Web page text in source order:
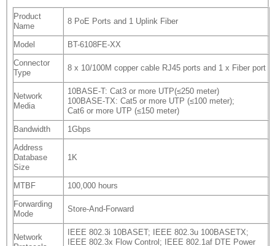
Product
Name
8 PoE Ports and 1 Uplink Fiber
Model BT-6108FE-XX
Connector
Type
8 x 10/100M copper cable RJ45 ports and 1 x Fiber port
Network
Media
10BASE-T: Cat3 or more UTP(≤250 meter)
100BASE-TX: Cat5 or more UTP (≤100 meter);
Cat6 or more UTP (≤150 meter)
Bandwidth 1Gbps
Address
Database
Size
1K
MTBF 100,000 hours
Forwarding
Mode
Store-And-Forward
Network
IEEE 802.3i 10BASET; IEEE 802.3u 100BASETX;
IEEE 802.3x Flow Control; IEEE 802.1af DTE Power